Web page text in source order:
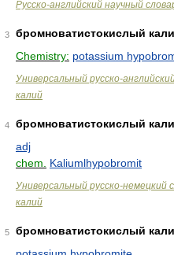
Русско-английский научный
3
бромноватистокислый
Chemistry: potassium
Универсальный русско-
калий
4
бромноватистокислый
adj
chem.
Kaliumlhypobromit
Универсальный русско-немецкий
калий
5
бромноватистокислый